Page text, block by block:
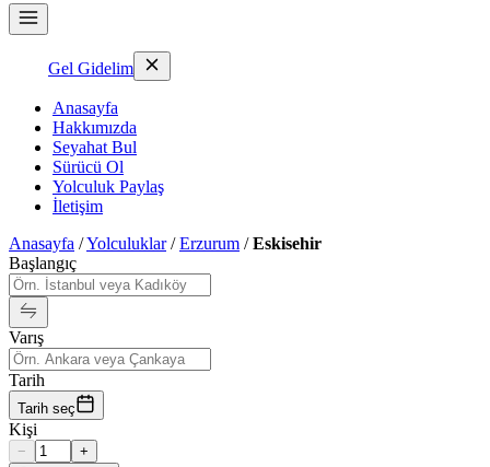
Gel Gidelim
Anasayfa
Hakkımızda
Seyahat Bul
Sürücü Ol
Yolculuk Paylaş
İletişim
Anasayfa /Yolculuklar/Erzurum /Eskisehir
Başlangıç
Varış
Tarih
Tarih seç
Kişi
−
+